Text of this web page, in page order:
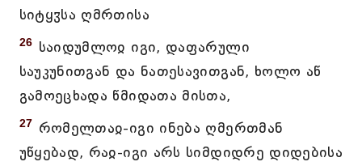
სიტყჳსა ღმრთისა
26 საიდუმლოჲ იგი, დაფარული
საუკუნითგან და ნათესავითგან, ხოლო აწ
გამოეცხადა წმიდათა მისთა,
27 რომელთაჲ-იგი ინება ღმერთმან
უწყებად, რაჲ-იგი არს სიმდიდრე დიდებისა